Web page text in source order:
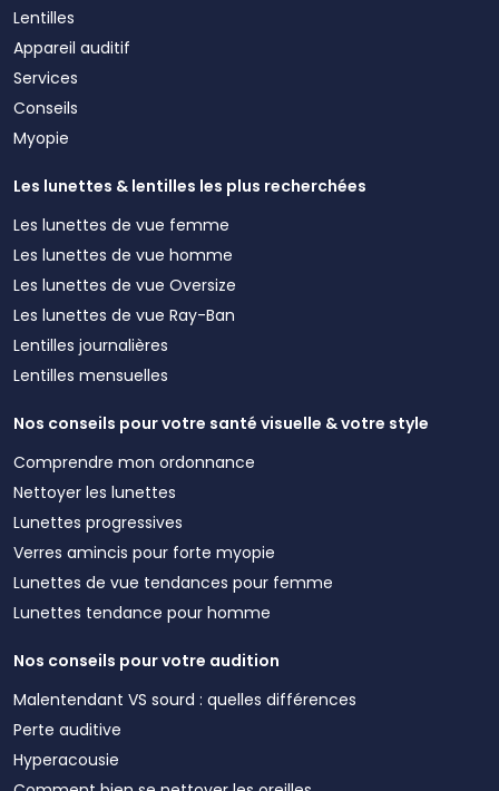
Lentilles
Appareil auditif
Services
Conseils
Myopie
Les lunettes & lentilles les plus recherchées
Les lunettes de vue femme
Les lunettes de vue homme
Les lunettes de vue Oversize
Les lunettes de vue Ray-Ban
Lentilles journalières
Lentilles mensuelles
Nos conseils pour votre santé visuelle & votre style
Comprendre mon ordonnance
Nettoyer les lunettes
Lunettes progressives
Verres amincis pour forte myopie
Lunettes de vue tendances pour femme
Lunettes tendance pour homme
Nos conseils pour votre audition
Malentendant VS sourd : quelles différences
Perte auditive
Hyperacousie